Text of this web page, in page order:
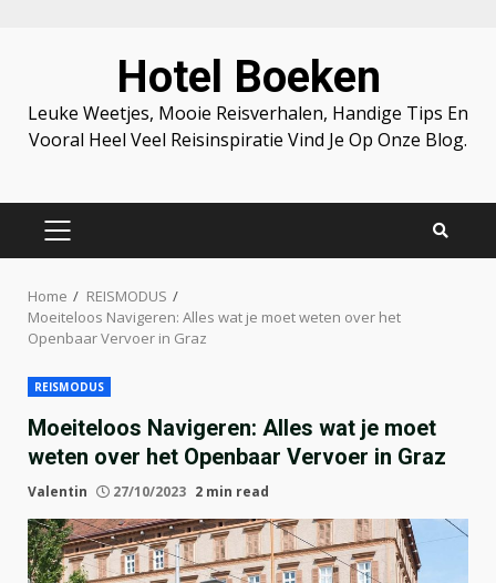
Hotel Boeken
Leuke Weetjes, Mooie Reisverhalen, Handige Tips En
Vooral Heel Veel Reisinspiratie Vind Je Op Onze Blog.
PRIMARY
Home
REISMODUS
Moeiteloos Navigeren: Alles wat je moet weten over het
Openbaar Vervoer in Graz
REISMODUS
Moeiteloos Navigeren: Alles wat je moet
weten over het Openbaar Vervoer in Graz
Valentin 27/10/2023 2 min read